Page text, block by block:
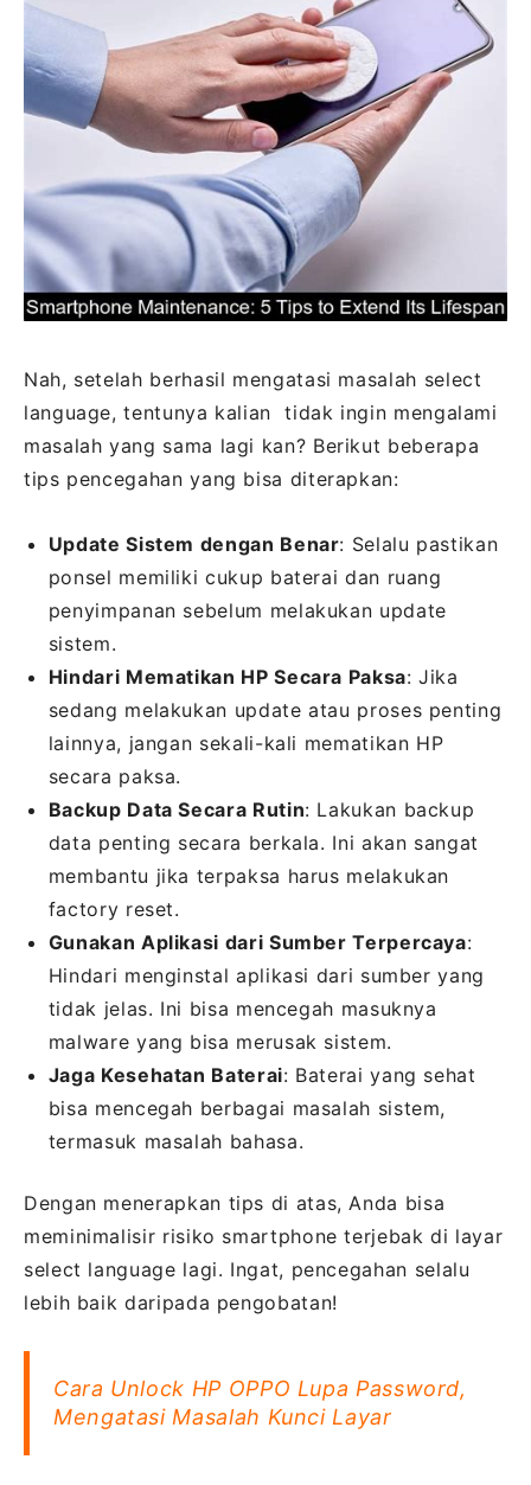
Nah, setelah berhasil mengatasi masalah select
language, tentunya kalian tidak ingin mengalami
masalah yang sama lagi kan? Berikut beberapa
tips pencegahan yang bisa diterapkan:
Update Sistem dengan Benar: Selalu pastikan
ponsel memiliki cukup baterai dan ruang
penyimpanan sebelum melakukan update
sistem.
Hindari Mematikan HP Secara Paksa: Jika
sedang melakukan update atau proses penting
lainnya, jangan sekali-kali mematikan HP
secara paksa.
Backup Data Secara Rutin: Lakukan backup
data penting secara berkala. Ini akan sangat
membantu jika terpaksa harus melakukan
factory reset.
Gunakan Aplikasi dari Sumber Terpercaya:
Hindari menginstal aplikasi dari sumber yang
tidak jelas. Ini bisa mencegah masuknya
malware yang bisa merusak sistem.
Jaga Kesehatan Baterai: Baterai yang sehat
bisa mencegah berbagai masalah sistem,
termasuk masalah bahasa.
Dengan menerapkan tips di atas, Anda bisa
meminimalisir risiko smartphone terjebak di layar
select language lagi. Ingat, pencegahan selalu
lebih baik daripada pengobatan!
Cara Unlock HP OPPO Lupa Password,
Mengatasi Masalah Kunci Layar